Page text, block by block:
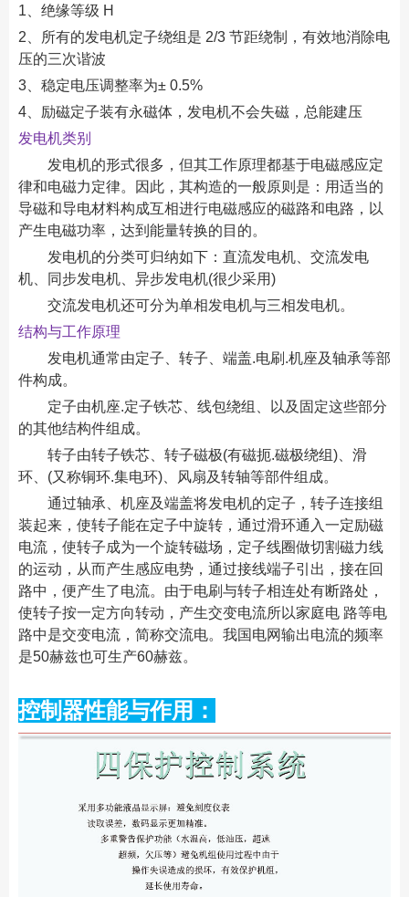
1、绝缘等级 H
2、所有的发电机定子绕组是 2/3 节距绕制，有效地消除电
压的三次谐波
3、稳定电压调整率为± 0.5%
4、励磁定子装有永磁体，发电机不会失磁，总能建压
发电机类别
发电机的形式很多，但其工作原理都基于电磁感应定
律和电磁力定律。因此，其构造的一般原则是：用适当的
导磁和导电材料构成互相进行电磁感应的磁路和电路，以
产生电磁功率，达到能量转换的目的。
发电机的分类可归纳如下：直流发电机、交流发电
机、同步发电机、异步发电机(很少采用)
交流发电机还可分为单相发电机与三相发电机。
结构与工作原理
发电机通常由定子、转子、端盖.电刷.机座及轴承等部
件构成。
定子由机座.定子铁芯、线包绕组、以及固定这些部分
的其他结构件组成。
转子由转子铁芯、转子磁极(有磁扼.磁极绕组)、滑
环、(又称铜环.集电环)、风扇及转轴等部件组成。
通过轴承、机座及端盖将发电机的定子，转子连接组
装起来，使转子能在定子中旋转，通过滑环通入一定励磁
电流，使转子成为一个旋转磁场，定子线圈做切割磁力线
的运动，从而产生感应电势，通过接线端子引出，接在回
路中，便产生了电流。由于电刷与转子相连处有断路处，
使转子按一定方向转动，产生交变电流所以家庭电 路等电
路中是交变电流，简称交流电。我国电网输出电流的频率
是50赫兹也可生产60赫兹。
控制器性能与作用：